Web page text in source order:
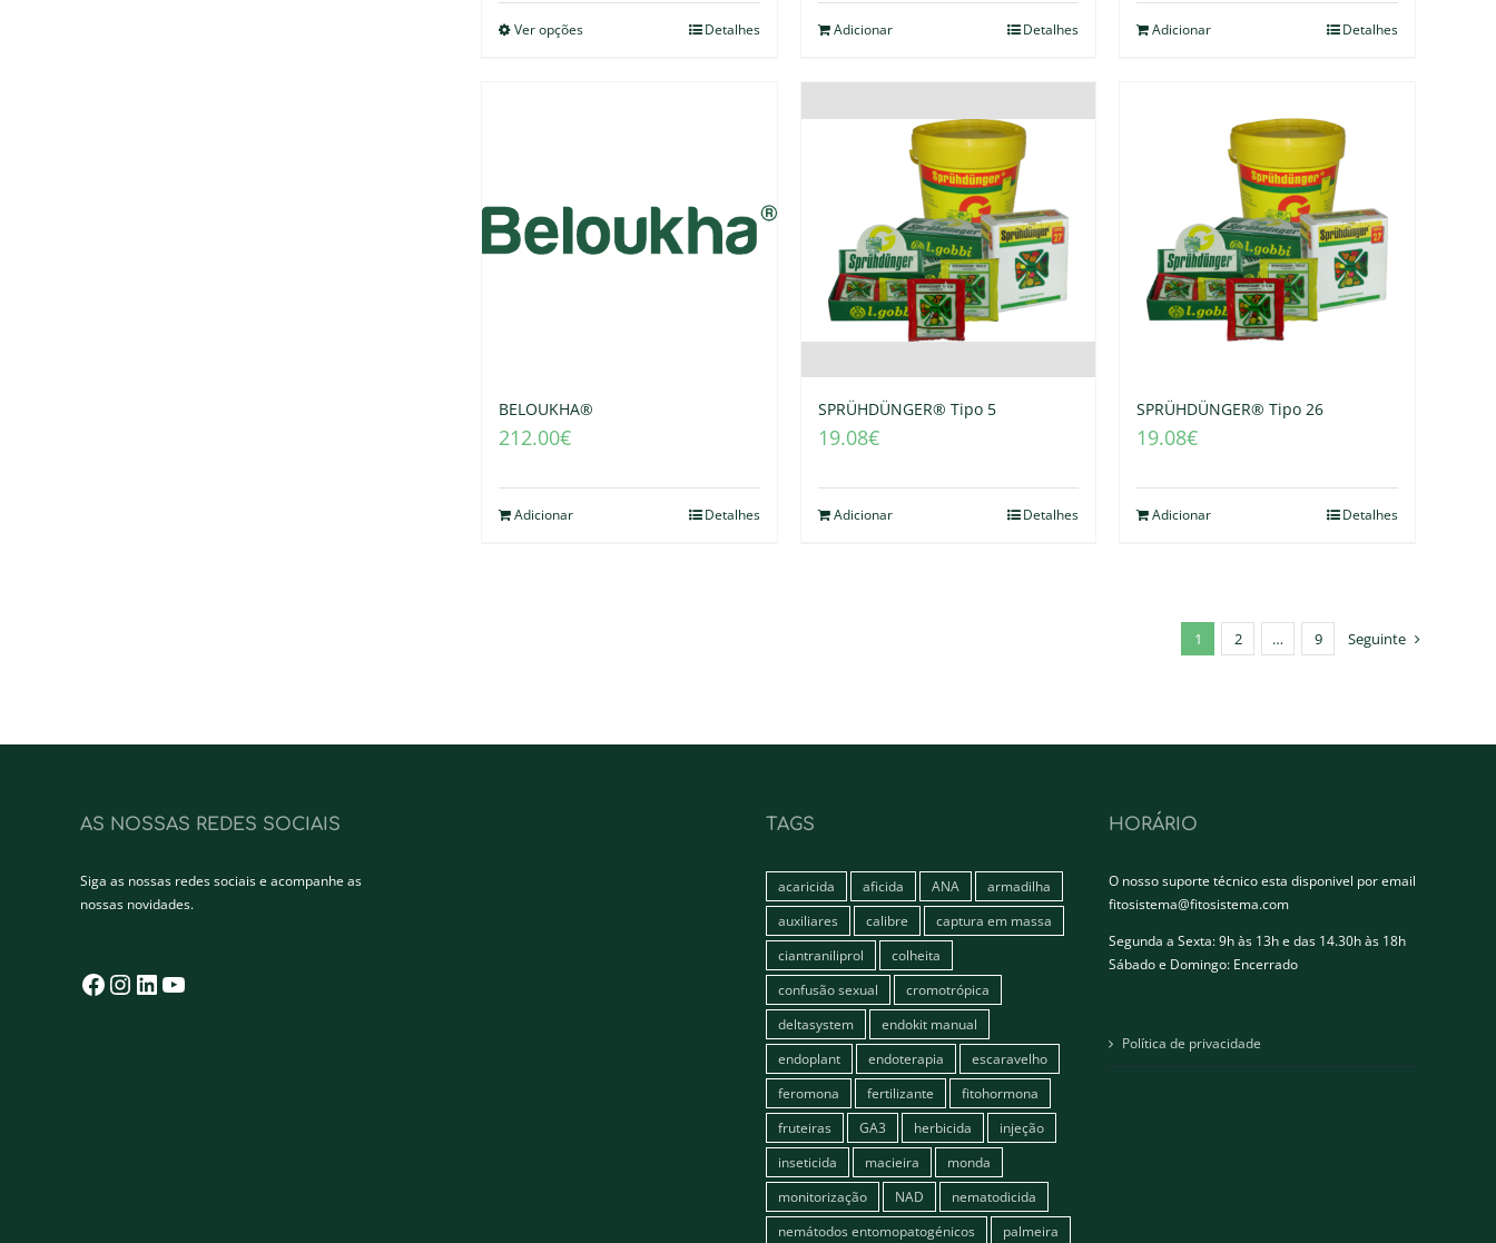
Ver opções Detalhes Adicionar Detalhes Adicionar Detalhes
BELOUKHA®
212.00€
Adicionar Detalhes
SPRÜHDÜNGER® Tipo 5
19.08€
Adicionar Detalhes
SPRÜHDÜNGER® Tipo 26
19.08€
Adicionar Detalhes
1 2 … 9 Seguinte
AS NOSSAS REDES SOCIAIS
Siga as nossas redes sociais e acompanhe as
nossas novidades.
Facebook
Instagram
LinkedIn
TAGS
acaricida aficida ANA
armadilha
auxiliares
calibre
captura em massa
ciantraniliprol
colheita
confusão sexual
cromotrópica
deltasystem
endokit manual
endoplant
endoterapia
escaravelho
feromona
fertilizante
fitohormona
fruteiras
GA3 herbicida
injeção
inseticida
macieira
monda
monitorização
NAD
nematodicida
nemátodos entomopatogénicos
palmeira
HORÁRIO
O nosso suporte técnico esta disponivel por email
fitosistema@fitosistema.com
Segunda a Sexta: 9h às 13h e das 14.30h às 18h
Sábado e Domingo: Encerrado
Política de privacidade